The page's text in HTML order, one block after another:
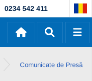
0234 542 411
Comunicate de Presă